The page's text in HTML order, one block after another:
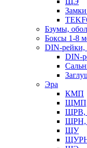
Бзумы,
Боксы 1-8
DIN-рейки,
DIN-
Эра
КМП
ЩРВ,
ЩУ